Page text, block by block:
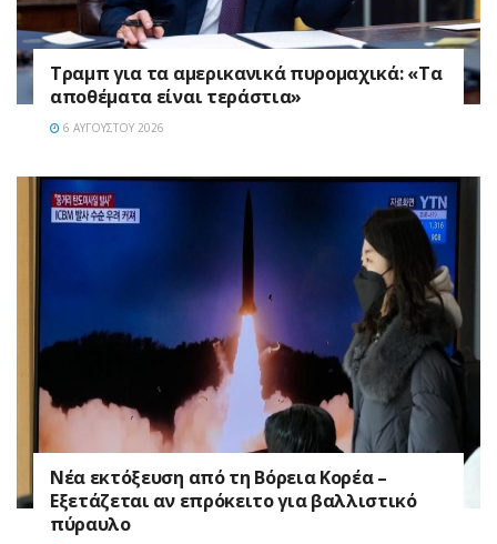
Τραμπ για τα αμερικανικά πυρομαχικά: «Τα
αποθέματα είναι τεράστια»
6 ΑΥΓΟΎΣΤΟΥ 2026
Νέα εκτόξευση από τη Βόρεια Κορέα –
Εξετάζεται αν επρόκειτο για βαλλιστικό
πύραυλο